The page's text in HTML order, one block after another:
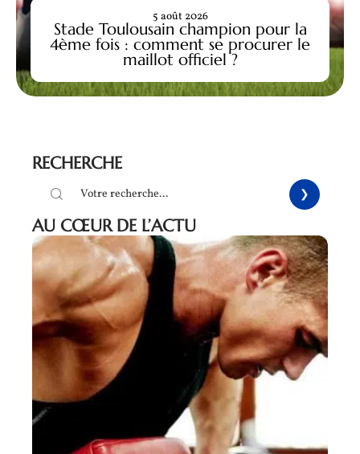
Stade Toulousain champion pour la
4ème fois : comment se procurer le
maillot officiel ?
5 août 2026
RECHERCHE
AU CŒUR DE L’ACTU